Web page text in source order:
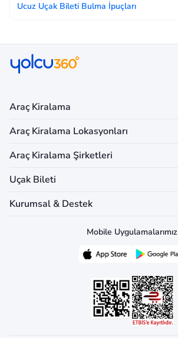
Ucuz Uçak Bileti Bulma İpuçları
Araç Kiralama
Araç Kiralama Lokasyonları
Araç Kiralama Şirketleri
Uçak Bileti
Kurumsal & Destek
Mobile Uygulamalarımız